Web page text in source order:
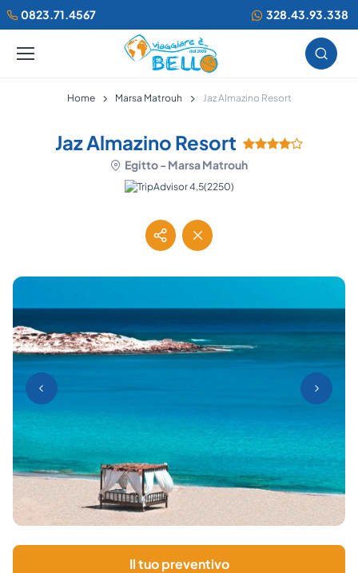
0823.71.4567 328.43.93.338
Home Marsa Matrouh Jaz Almazino Resort
Jaz Almazino Resort
Egitto - Marsa Matrouh
(2250)
Il tuo preventivo